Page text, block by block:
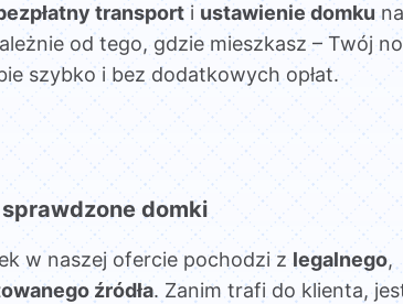
transport i ustawienie domku
od tego, gdzie mieszkasz – Twój
szybko i bez dodatkowych opłat.
domki
w naszej ofercie pochodzi zlegalnego,
źródła. Zanim trafi do klienta,